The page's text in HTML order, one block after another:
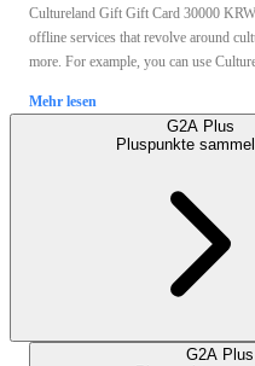
Cultureland Gift Gift Card 30000
offline services that revolve around
more. For example, you can use
Mehr lesen
G2A Plus
Pluspunkte
G2A Plus